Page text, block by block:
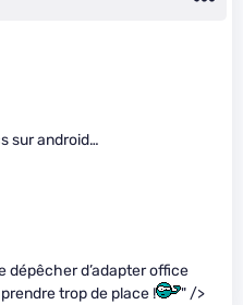
sur android…
dépêcher d’adapter office
trop de place !
" />